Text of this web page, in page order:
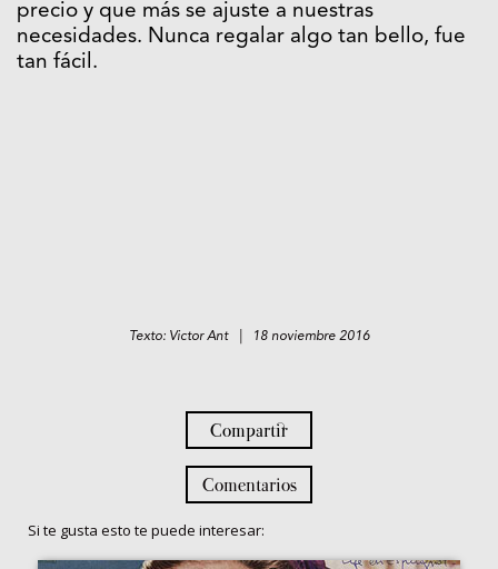
precio y que más se ajuste a nuestras
necesidades. Nunca regalar algo tan bello, fue
tan fácil.
Texto: Victor Ant | 18 noviembre 2016
Compartir
Comentarios
Si te gusta esto te puede interesar: